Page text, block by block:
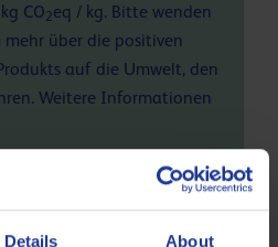
Details About
CO2eq / kg. Bitte wenden
mehr über die positiven
auf die Umwelt, den
Weitere Informationen
Zulassungen